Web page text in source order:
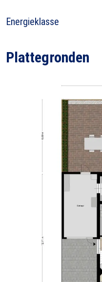
Energieklasse
Plattegronden